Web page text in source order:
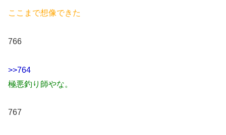
ここまで想像できた
766
>>764
極悪釣り師やな。
767